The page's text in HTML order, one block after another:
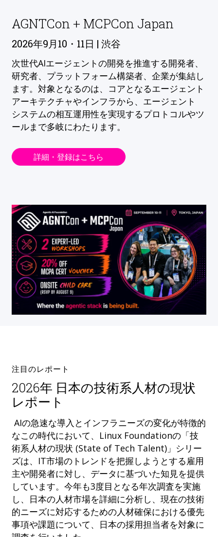
AGNTCon + MCPCon Japan
2026年9月10・11日 | 渋谷
次世代AIエージェントの開発を推進する開発者、
研究者、プラットフォーム構築者、企業が集結し
ます。対象となるのは、コアとなるエージェント
アーキテクチャやインフラから、エージェント
システムの相互運用性を実現するプロトコルやツ
ールまで多岐にわたります。
詳細・登録はこちら
注目のレポート
2026年 日本の技術系人材の現状
レポート
AIの急速な導入とインフラニーズの変化が特徴的
なこの時代において、Linux Foundationの「技
術系人材の現状 (State of Tech Talent)」シリー
ズは、IT市場のトレンドを把握しようとする雇用
主や開発者に対し、データに基づいた知見を提供
しています。今年も3度目となる年次調査を実施
し、日本の人材市場を詳細に分析し、現在の技術
的ニーズに対応するための人材確保における優先
事項や課題について、日本の採用担当者を対象に